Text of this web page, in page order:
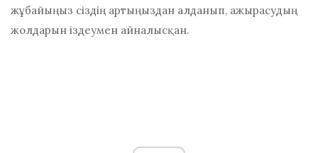
жұбайыңыз сіздің артыңыздан алданып, ажырасудың
жолдарын іздеумен айналысқан.